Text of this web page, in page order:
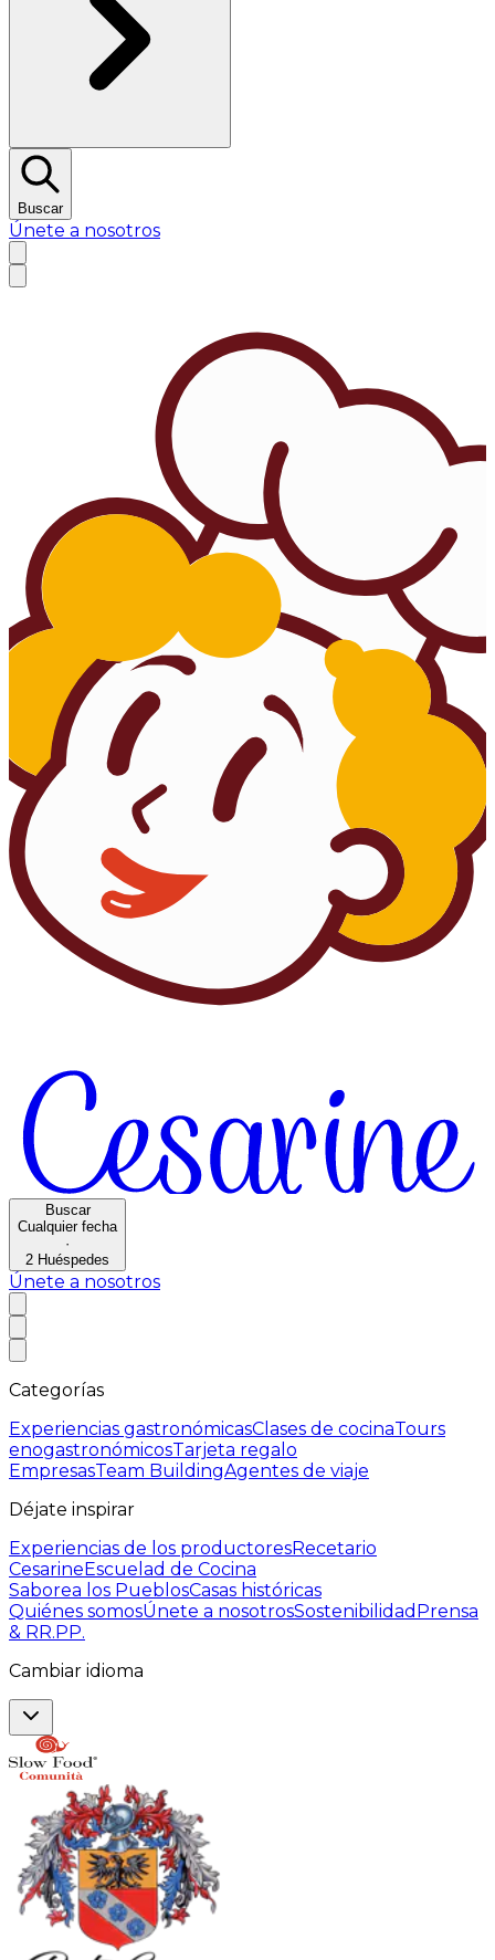
Buscar
Únete a nosotros
Buscar
Cualquier fecha
·
2 Huéspedes
Únete a nosotros
Categorías
Experiencias gastronómicasClases de cocinaTours
enogastronómicosTarjeta regalo
EmpresasTeam BuildingAgentes de viaje
Déjate inspirar
Experiencias de los productoresRecetario
CesarineEscuelad de Cocina
Saborea los PueblosCasas históricas
Quiénes somosÚnete a nosotrosSostenibilidad Prensa
& RR.PP.
Cambiar idioma